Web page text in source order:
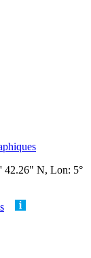
42.26" N, Lon: 5°